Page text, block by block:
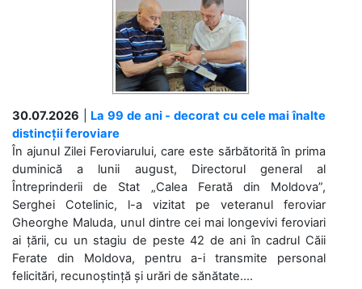
30.07.2026
La 99 de ani - decorat cu cele mai înalte
distincții feroviare
În ajunul Zilei Feroviarului, care este sărbătorită în prima
duminică a lunii august, Directorul general al
Întreprinderii de Stat „Calea Ferată din Moldova”,
Serghei Cotelinic, l-a vizitat pe veteranul feroviar
Gheorghe Maluda, unul dintre cei mai longevivi feroviari
ai țării, cu un stagiu de peste 42 de ani în cadrul Căii
Ferate din Moldova, pentru a-i transmite personal
felicitări, recunoștință și urări de sănătate....